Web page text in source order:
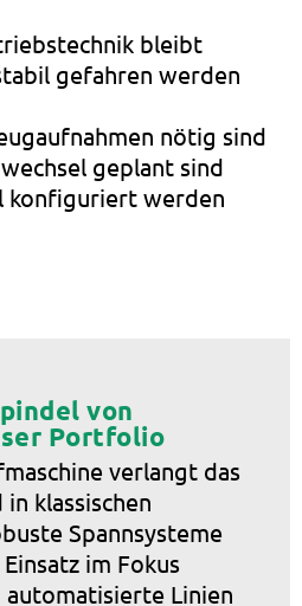
bleibt
gefahren werden
nötig sind
geplant sind
konfiguriert werden
von
Portfolio
verlangt das
in klassischen
Spannsysteme
im Fokus
automatisierte Linien